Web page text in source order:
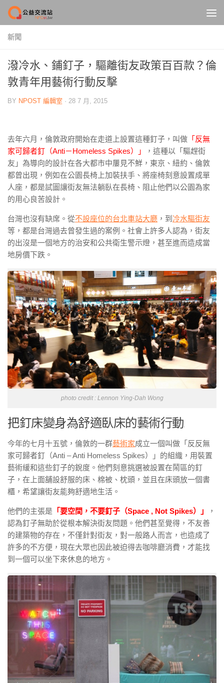
Skip to content
新聞
潑冷水、鋪釘子，驅離街友政策百百款？倫
敦青年用藝術行動反擊
BY NPOST 編輯室 · 28 7 月, 2015
去年六月，倫敦政府開始在走道上設置這種釘子，叫做 「反無
家可歸者釘（Anti－Homeless Spikes）」
，這種以「驅趕街
友」為導向的設計在各大都市中屢見不鮮，東京、紐約、倫敦
都曾出現，例如在公園長椅上加裝扶手、將座椅刻意設置成單
人座，都是試圖讓街友無法躺臥在長椅、阻止他們以公園為家
的用心良苦設計。
台灣也沒有缺席。從不設座位的台北車站大廳 ，到 冷水驅街友
等，都是台灣過去曾發生過的案例。社會上許多人認為，街友
的出沒是一個地方的治安和公共衛生警示燈，甚至進而造成當
地房價下跌。
photo credit : Lennon Ying-Dah Wong
把釘床變身為舒適臥床的藝術行動
今年的七月十五號，倫敦的一群藝術家成立一個叫做「反反無
家可歸者釘（Anti – Anti Homeless Spikes）」的組織，用裝置
藝術緩和這些釘子的銳度。他們刻意挑選被設置在鬧區的釘
子，在上面舖設舒服的床、棉被、枕頭，並且在床頭放一個書
櫃，希望讓街友能夠舒適地生活。
他們的主張是 「要空間，不要釘子（Space , Not Spikes）」
，
認為釘子無助於從根本解決街友問題。他們甚至覺得，不友善
的建築物的存在，不僅針對街友，對一般路人而言，也造成了
許多的不方便，現在大眾也因此被迫得去咖啡廳消費，才能找
到一個可以坐下來休息的地方。